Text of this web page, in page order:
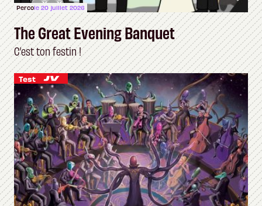
Percole 20 juillet 2026
The Great Evening Banquet
C’est ton festin !
Test